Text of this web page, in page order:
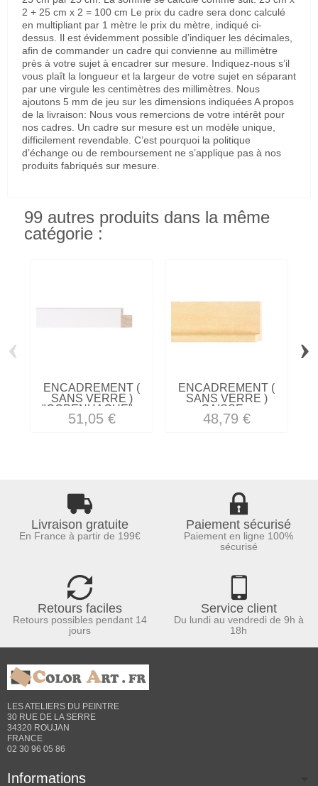
2 + 25 cm x 2 = 100 cm Le prix du cadre sera donc calculé
en multipliant par 1 mètre le prix du mètre, indiqué ci-
dessus. Il est évidemment possible d’indiquer les décimales,
afin de commander un cadre qui convienne au millimètre
près à votre sujet à encadrer sur mesure. Indiquez-nous s’il
vous plaît la longueur et la largeur de votre sujet en séparant
par une virgule les centimètres des millimètres. Nous
ajoutons 5 mm de jeu sur les dimensions indiquées A propos
de la livraison: Nous vous remercions de votre intérêt pour
nos cadres. Un cadre sur mesure est un modèle unique,
difficilement revendable. C’est pourquoi la politique
d’échange ou de remboursement ne s’applique pas à nos
produits fabriqués sur mesure.
99 autres produits dans la même
catégorie :
ENCADREMENT (
SANS VERRE )
"COPENHAGUE"...
51,05 €
ENCADREMENT (
SANS VERRE )
CAISSE...
48,79 €
‹ ›
Livraison gratuite
En France à partir de 199€
Paiement sécurisé
Paiement en ligne 100%
sécurisé
Retours faciles
Retours possibles pendant 14
jours
Service client
Du lundi au vendredi de 9h à
18h
LES ATELIERS DU PEINTRE
30 RUE DE LA SERRE
34320 ROUJAN
FRANCE
02 30 96 05 86
Informations